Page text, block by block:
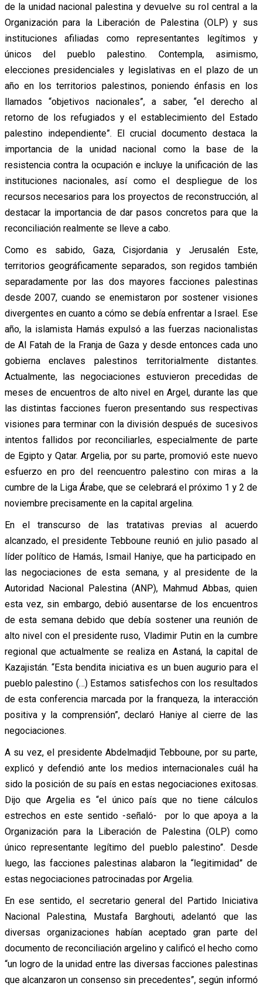
de la unidad nacional palestina y devuelve su rol central a la
Organización para la Liberación de Palestina (OLP) y sus
instituciones afiliadas como representantes legítimos y
únicos del pueblo palestino. Contempla, asimismo,
elecciones presidenciales y legislativas en el plazo de un
año en los territorios palestinos, poniendo énfasis en los
llamados “objetivos nacionales”, a saber, “el derecho al
retorno de los refugiados y el establecimiento del Estado
palestino independiente”. El crucial documento destaca la
importancia de la unidad nacional como la base de la
resistencia contra la ocupación e incluye la unificación de las
instituciones nacionales, así como el despliegue de los
recursos necesarios para los proyectos de reconstrucción, al
destacar la importancia de dar pasos concretos para que la
reconciliación realmente se lleve a cabo.
Como es sabido, Gaza, Cisjordania y Jerusalén Este,
territorios geográficamente separados, son regidos también
separadamente por las dos mayores facciones palestinas
desde 2007, cuando se enemistaron por sostener visiones
divergentes en cuanto a cómo se debía enfrentar a Israel. Ese
año, la islamista Hamás expulsó a las fuerzas nacionalistas
de Al Fatah de la Franja de Gaza y desde entonces cada uno
gobierna enclaves palestinos territorialmente distantes.
Actualmente, las negociaciones estuvieron precedidas de
meses de encuentros de alto nivel en Argel, durante las que
las distintas facciones fueron presentando sus respectivas
visiones para terminar con la división después de sucesivos
intentos fallidos por reconciliarles, especialmente de parte
de Egipto y Qatar. Argelia, por su parte, promovió este nuevo
esfuerzo en pro del reencuentro palestino con miras a la
cumbre de la Liga Árabe, que se celebrará el próximo 1 y 2 de
noviembre precisamente en la capital argelina.
En el transcurso de las tratativas previas al acuerdo
alcanzado, el presidente Tebboune reunió en julio pasado al
líder político de Hamás, Ismail Haniye, que ha participado en
las negociaciones de esta semana, y al presidente de la
Autoridad Nacional Palestina (ANP), Mahmud Abbas, quien
esta vez, sin embargo, debió ausentarse de los encuentros
de esta semana debido que debía sostener una reunión de
alto nivel con el presidente ruso, Vladimir Putin en la cumbre
regional que actualmente se realiza en Astaná, la capital de
Kazajistán. “Esta bendita iniciativa es un buen augurio para el
pueblo palestino (…) Estamos satisfechos con los resultados
de esta conferencia marcada por la franqueza, la interacción
positiva y la comprensión”, declaró Haniye al cierre de las
negociaciones.
A su vez, el presidente Abdelmadjid Tebboune, por su parte,
explicó y defendió ante los medios internacionales cuál ha
sido la posición de su país en estas negociaciones exitosas.
Dijo que Argelia es “el único país que no tiene cálculos
estrechos en este sentido -señaló- por lo que apoya a la
Organización para la Liberación de Palestina (OLP) como
único representante legítimo del pueblo palestino”. Desde
luego, las facciones palestinas alabaron la “legitimidad” de
estas negociaciones patrocinadas por Argelia.
En ese sentido, el secretario general del Partido Iniciativa
Nacional Palestina, Mustafa Barghouti, adelantó que las
diversas organizaciones habían aceptado gran parte del
documento de reconciliación argelino y calificó el hecho como
“un logro de la unidad entre las diversas facciones palestinas
que alcanzaron un consenso sin precedentes”, según informó